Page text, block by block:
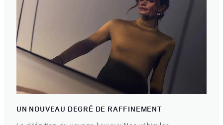
UN NOUVEAU DEGRÉ DE RAFFINEMENT